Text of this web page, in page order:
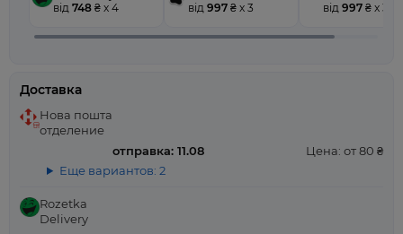
від 748 ₴ x 4 від 997 ₴ x 3 від 997 ₴ x 3
Доставка
Нова пошта
отделение
отправка: 11.08
Цена: от 80 ₴
Еще вариантов: 2
Rozetka
Delivery